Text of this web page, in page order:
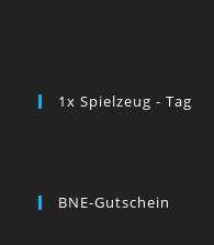
1x Spielzeug - Tag
BNE-Gutschein